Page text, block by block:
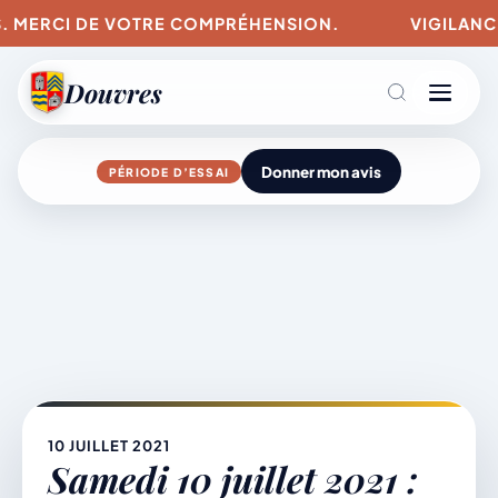
DE VOTRE COMPRÉHENSION.
Douvres
Agenda
Mairie & Vie municipale
PÉRIODE D’ESSAI Donner mon avis
10 JUILLET 2021
Samedi 10 juillet 2021 :